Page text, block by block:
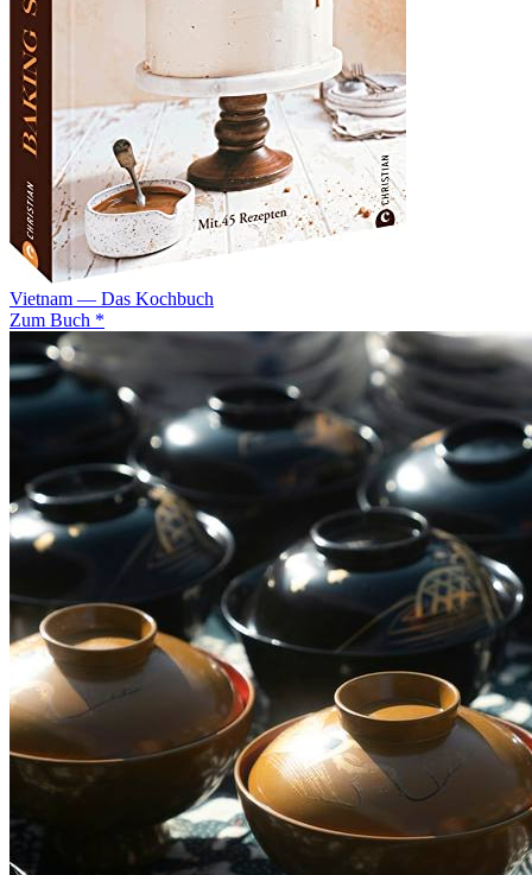
Vietnam — Das Kochbuch
Zum Buch *